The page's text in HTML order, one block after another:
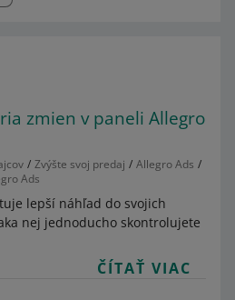
zmien v paneli Allegro
Zvýšte svoj predaj
Allegro Ads
Ads
lepší náhľad do svojich
nej jednoducho skontrolujete
ČÍTAŤ VIAC